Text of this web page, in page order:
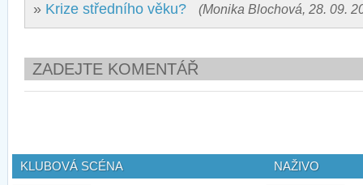
» Krize středního věku? (Monika Blochová, 28. 09.
ZADEJTE KOMENTÁŘ
KLUBOVÁ SCÉNA NAŽIVO